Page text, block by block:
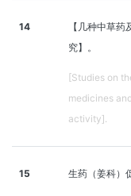
14
【几种中草
究】。
[Studies on
medicines
activity].
15 生药（姜科）